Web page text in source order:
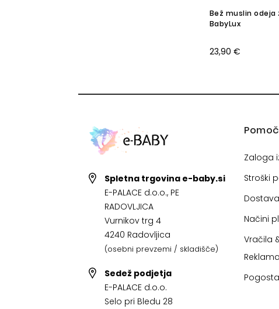
Bež muslin odeja
BabyLux
23,90 €
Spletna trgovina e-baby.si
E-PALACE d.o.o., PE
RADOVLJICA
Vurnikov trg 4
4240 Radovljica
(osebni prevzemi / skladišče)
Sedež podjetja
E-PALACE d.o.o.
Selo pri Bledu 28
Zaloga
Stroški
Načini
Vračila